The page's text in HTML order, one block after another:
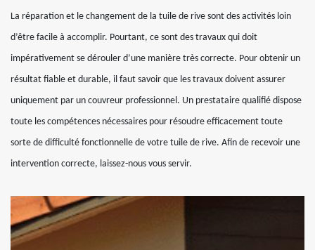
La réparation et le changement de la tuile de rive sont des activités loin
d’être facile à accomplir. Pourtant, ce sont des travaux qui doit
impérativement se dérouler d’une manière très correcte. Pour obtenir un
résultat fiable et durable, il faut savoir que les travaux doivent assurer
uniquement par un couvreur professionnel. Un prestataire qualifié dispose
toute les compétences nécessaires pour résoudre efficacement toute
sorte de difficulté fonctionnelle de votre tuile de rive. Afin de recevoir une
intervention correcte, laissez-nous vous servir.